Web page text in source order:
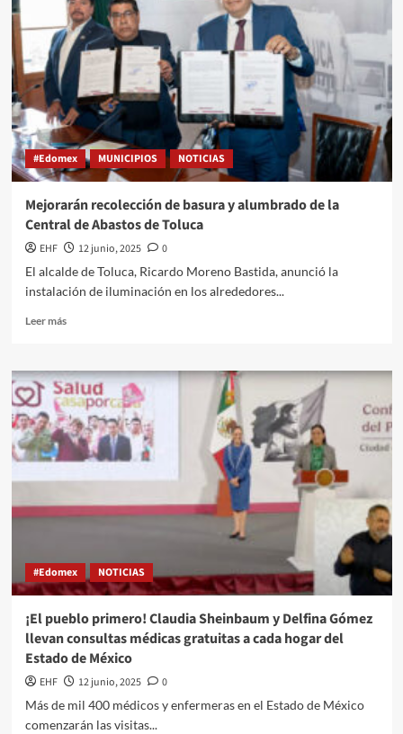
#Edomex MUNICIPIOS NOTICIAS
Mejorarán recolección de basura y alumbrado de la
Central de Abastos de Toluca
EHF 12 junio, 2025
0
El alcalde de Toluca, Ricardo Moreno Bastida, anunció la
instalación de iluminación en los alrededores...
Leer más
#Edomex NOTICIAS
¡El pueblo primero! Claudia Sheinbaum y Delfina Gómez
llevan consultas médicas gratuitas a cada hogar del
Estado de México
EHF 12 junio, 2025
0
Más de mil 400 médicos y enfermeras en el Estado de México
comenzarán las visitas...